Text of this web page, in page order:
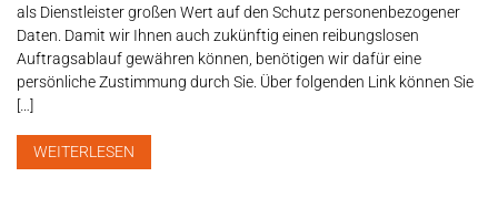
als Dienstleister großen Wert auf den Schutz personenbezogener
Daten. Damit wir Ihnen auch zukünftig einen reibungslosen
Auftragsablauf gewähren können, benötigen wir dafür eine
persönliche Zustimmung durch Sie. Über folgenden Link können Sie
[…]
WEITERLESEN